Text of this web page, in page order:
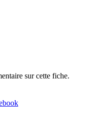
sur cette fiche.